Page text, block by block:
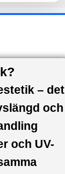
– det
och
och UV-